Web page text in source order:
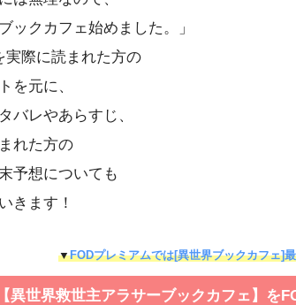
ックカフェ始めました。」
実際に読まれた方の
を元に、
バレやあらすじ、
れた方の
予想についても
きます！
▼FODプレミアムでは[異世界ブックカフェ]
【異世界救世主アラサーブックカフェ】を